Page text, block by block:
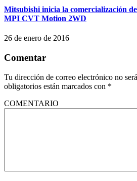
Mitsubishi inicia la comercialización
MPI CVT Motion 2WD
26 de enero de 2016
Comentar
Tu dirección de correo electrónico no
obligatorios están marcados con *
COMENTARIO